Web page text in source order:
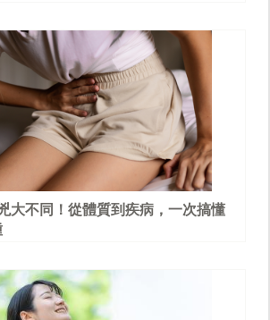
大不同！從體質到疾病，一次搞懂